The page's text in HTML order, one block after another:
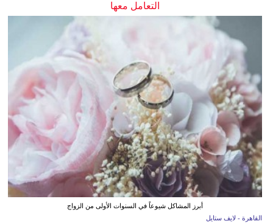
التعامل معها
أبرز المشاكل شيوعاً في السنوات الأولى من الزواج
القاهرة - لايف ستايل